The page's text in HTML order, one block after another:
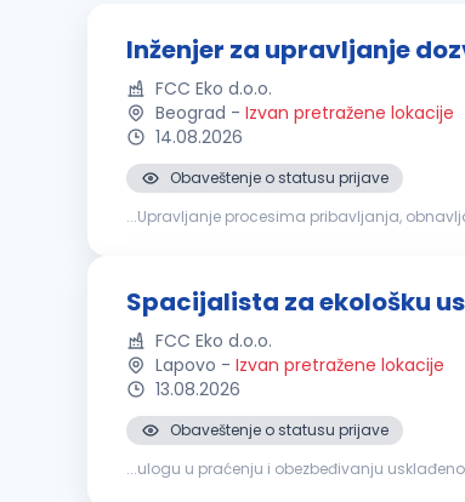
Inženjer za upravljanje
FCC Eko d.o.o.
Beograd - Izvan pretražene lokacije
14.08.2026
Obaveštenje o statusu prijave
...Upravljanje procesima pribavljanja,
Spacijalista za ekološku
FCC Eko d.o.o.
Lapovo - Izvan pretražene lokacije
13.08.2026
Obaveštenje o statusu prijave
...ulogu u praćenju i obezbeđivanju